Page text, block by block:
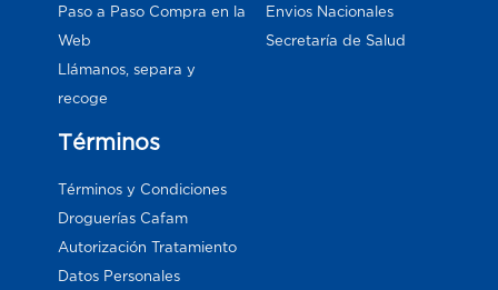
Paso a Paso Compra en la
Web
Llámanos, separa y
recoge
Envios Nacionales
Secretaría de Salud
Términos
Términos y Condiciones
Droguerías Cafam
Autorización Tratamiento
Datos Personales